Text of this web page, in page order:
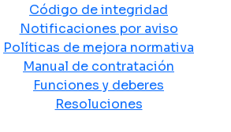
Código de integridad
Notificaciones por aviso
Políticas de mejora normativa
Manual de contratación
Funciones y deberes
Resoluciones